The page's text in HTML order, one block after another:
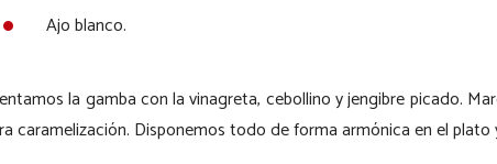
Ajo blanco.
la gamba con la vinagreta, cebollino y jengibre picado.
caramelización. Disponemos todo de forma armónica en el